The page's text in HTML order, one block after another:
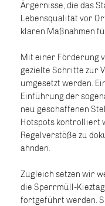
Ärgernisse, die das
Lebensqualität vor
klaren Maßnahmen
Mit einer Förderung
gezielte Schritte zur
umgesetzt werden.
Einführung der
neu geschaffenen
Hotspots kontrolliert
Regelverstöße zu
ahnden.
Zugleich setzen wir
die Sperrmüll-
fortgeführt werden.